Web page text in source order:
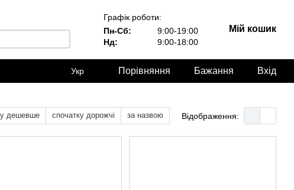
Графік роботи:
Пн-Сб:
9:00-19:00
Нд:
9:00-18:00
Мій кошик
Укр Порівняння Бажання Вхід
дешевше спочатку дорожчі за назвою Відображення: